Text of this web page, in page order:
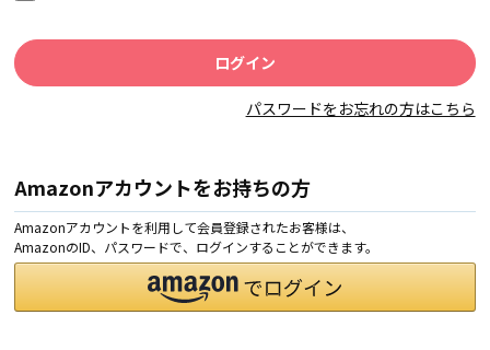
パスワードをお忘れの方はこちら
Amazonアカウントをお持ちの方
Amazonアカウントを利用して会員登録されたお客様は、
AmazonのID、パスワードで、ログインすることができます。